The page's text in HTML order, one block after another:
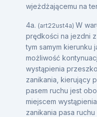
wjeżdżającemu na
4a. (art22ust4a) W
prędkości na jezdni
tym samym kierunku
możliwość
wystąpienia
zanikania, kierujący
pasem ruchu jest
miejscem
zanikania pasa